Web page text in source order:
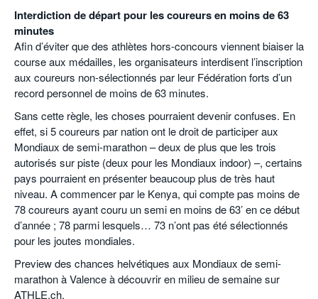
Interdiction de départ pour les coureurs en moins de 63
minutes
Afin d’éviter que des athlètes hors-concours viennent biaiser la
course aux médailles, les organisateurs interdisent l’inscription
aux coureurs non-sélectionnés par leur Fédération forts d’un
record personnel de moins de 63 minutes.
Sans cette règle, les choses pourraient devenir confuses. En
effet, si 5 coureurs par nation ont le droit de participer aux
Mondiaux de semi-marathon – deux de plus que les trois
autorisés sur piste (deux pour les Mondiaux indoor) –, certains
pays pourraient en présenter beaucoup plus de très haut
niveau. A commencer par le Kenya, qui compte pas moins de
78 coureurs ayant couru un semi en moins de 63’ en ce début
d’année ; 78 parmi lesquels… 73 n’ont pas été sélectionnés
pour les joutes mondiales.
Preview des chances helvétiques aux Mondiaux de semi-
marathon à Valence à découvrir en milieu de semaine sur
ATHLE.ch.